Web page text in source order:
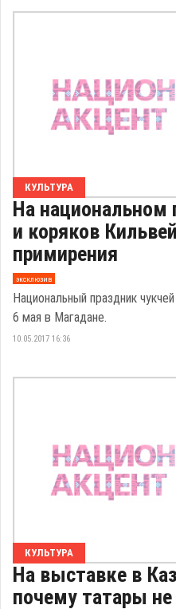
КУЛЬТУРА
На национальном
и коряков
примирения
эксклюзив
Национальный праздник
6 мая в Магадане.
10.05.2017 16:36
КУЛЬТУРА
На выставке в
почему татары не